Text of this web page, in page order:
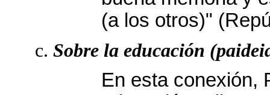
(a los otros)"
Sobre la educación
En esta conexión,